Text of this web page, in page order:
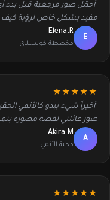
"أحمّل صور مرجعية قبل بدء
مفيد بشكل خاص لرؤية كيف
E
Elena.R
مخططة كوسبلاي
★★★★★
"أخيراً شيء يبدو كالأنمي
صور عائلتي لقصة مصورة بنمط
A
Akira.M
محبة الأنمي
★★★★★